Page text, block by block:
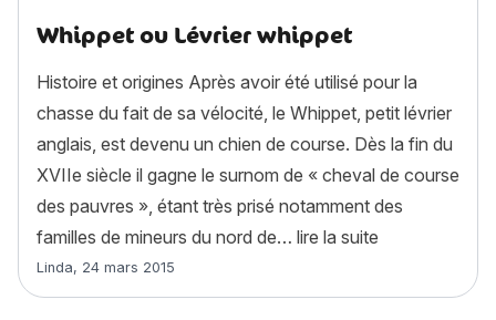
Whippet ou Lévrier whippet
Histoire et origines Après avoir été utilisé pour la
chasse du fait de sa vélocité, le Whippet, petit lévrier
anglais, est devenu un chien de course. Dès la fin du
XVIIe siècle il gagne le surnom de « cheval de course
des pauvres », étant très prisé notamment des
familles de mineurs du nord de… lire la suite
Article rédigé par
Linda, 24 mars 2015